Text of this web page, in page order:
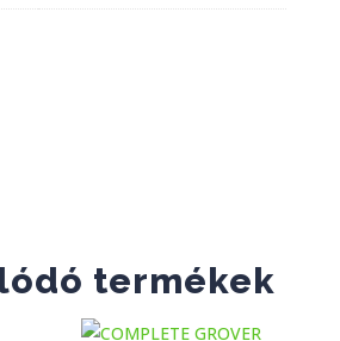
termékek